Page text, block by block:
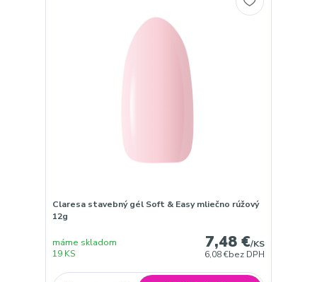
Claresa stavebný gél Soft & Easy mliečno rúžový
12g
7,48 €/KS
6,08 €bez DPH
máme skladom
19 KS